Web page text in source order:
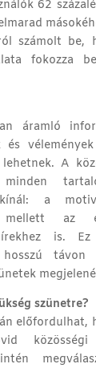
62
számolt be,
fokozza
áramló
és
A
kínál: a
mellett az
is.
távon
szünetre?
előfordulhat,
közösségi